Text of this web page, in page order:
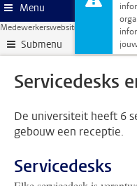
Menu
Medewerkerswebsite Faciliteiten
Submenu
Servicedesks
De universiteit heeft 6
gebouw een receptie.
Servicedesks